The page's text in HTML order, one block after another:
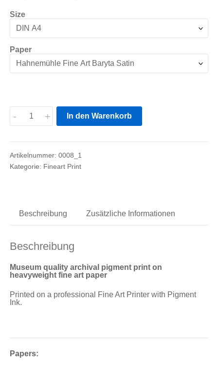
bis
Size
Paper
Solar
Sea
Menge
- + In den Warenkorb
Artikelnummer: 0008_1
Kategorie: Fineart Print
Beschreibung Zusätzliche Informationen
Beschreibung
Museum quality archival pigment print on
heavyweight fine art paper
Printed on a professional Fine Art Printer with Pigment
Ink.
Papers: